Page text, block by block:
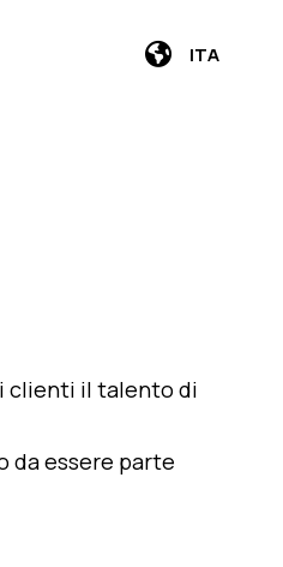
ITA
clienti il talento di
da essere parte